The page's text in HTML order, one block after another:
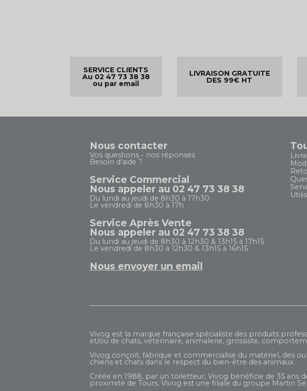
SERVICE CLIENTS
Au 02 47 73 38 38
ou par email
LIVRAISON GRATUITE
DES 99€ HT
Nous contacter
Vos questions - nos réponses
Besoin d'aide ?
Service Commercial
Nous appeler au 02 47 73 38 38
Du lundi au jeudi de 8h30 à 17h30
Le vendredi de 8h30 à 17h
Service Après Vente
Nous appeler au 02 47 73 38 38
Du lundi au jeudi de 8h30 à 12h30 & 13h15 à 17h15
Le vendredi de 8h30 à 12h30 & 13h15 à 16h15
Nous envoyer un email
Vivog est la marque française spécialiste des produits
et/ou de chats, vétérinaire, animalerie, grossiste,
Vivog conçoit, fabrique et commercialise du matériel, des
chiens et chats dans le respect du bien-être des animaux.
Créée en 1988, par un toiletteur, Vivog bénéficie de 35 ans
proximité de Tours, Vivog est une filiale du groupe Martin